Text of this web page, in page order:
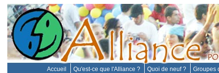
Accueil Qu'est-ce que l'Alliance ? Quoi de neuf ? Groupes